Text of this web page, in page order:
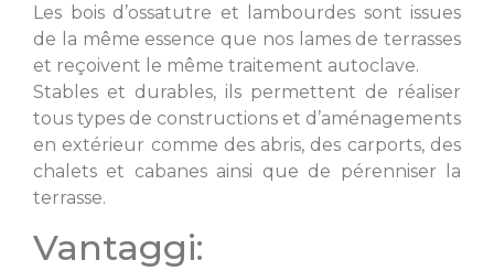
Les bois d’ossatutre et lambourdes sont issues
de la même essence que nos lames de terrasses
et reçoivent le même traitement autoclave.
Stables et durables, ils permettent de réaliser
tous types de constructions et d’aménagements
en extérieur comme des abris, des carports, des
chalets et cabanes ainsi que de pérenniser la
terrasse.
Vantaggi: